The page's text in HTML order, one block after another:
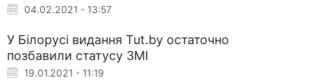
04.02.2021 - 13:57
У Білорусі видання Tut.by остаточно
позбавили статусу ЗМІ
19.01.2021 - 11:19